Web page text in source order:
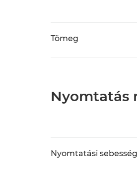
Tömeg
Nyomtatás
Nyomtatási sebesség